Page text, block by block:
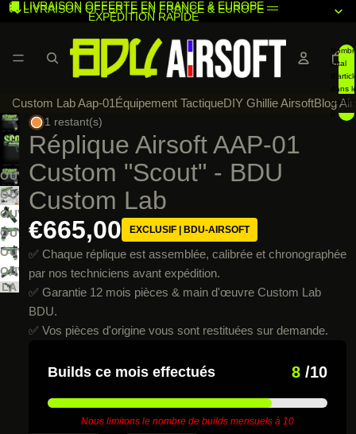
🚚 LIVRAISON OFFERTE EN FRANCE & EUROPE —
EXPÉDITION RAPIDE
🚚 LIVRAISON OFFERTE EN FRANCE & EUROPE —
total
dans
panier:
Custom Lab Aap-01Équipement TactiqueDIY Ghillie AirsoftBlog
LIRE
VIDÉO
OUVRIR
L’IMAGE
EN
PLEIN
ÉCRAN
OUVRIR
L’IMAGE
EN
PLEIN
ÉCRAN
OUVRIR
L’IMAGE
EN
PLEIN
ÉCRAN
OUVRIR
L’IMAGE
EN
PLEIN
ÉCRAN
OUVRIR
L’IMAGE
EN
PLEIN
ÉCRAN
OUVRIR
L’IMAGE
PLEIN
LA
1 restant(s)
Réplique Airsoft AAP-01
Custom "Scout" - BDU
Custom Lab
€665,00
EXCLUSIF | BDU-AIRSOFT
✅ Chaque réplique est assemblée, calibrée et chronographée
par nos techniciens avant expédition.
✅ Garantie 12 mois pièces & main d'œuvre Custom Lab
BDU.
✅ Vos pièces d'origine vous sont restituées sur demande.
Builds ce mois effectués 8 /10
Nous limitons le nombre de builds mensuels à 10